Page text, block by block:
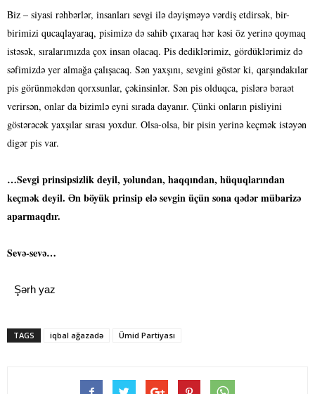
Biz – siyasi rəhbərlər, insanları sevgi ilə dəyişməyə vərdiş etdirsək, bir-
birimizi qucaqlayaraq, pisimizə də sahib çıxaraq hər kəsi öz yerinə qoymaq
istəsək, sıralarımızda çox insan olacaq. Pis dediklərimiz, gördüklərimiz də
səfimizdə yer almağa çalışacaq. Sən yaxşını, sevgini göstər ki, qarşındakılar
pis görünməkdən qorxsunlar, çəkinsinlər. Sən pis olduqca, pislərə bəraət
verirsən, onlar da bizimlə eyni sırada dayanır. Çünki onların pisliyini
göstərəcək yaxşılar sırası yoxdur. Olsa-olsa, bir pisin yerinə keçmək istəyən
digər pis var.
…Sevgi prinsipsizlik deyil, yolundan, haqqından, hüquqlarından
keçmək deyil. Ən böyük prinsip elə sevgin üçün sona qədər mübarizə
aparmaqdır.
Sevə-sevə…
Şərh yaz
TAGS iqbal ağazadə Ümid Partiyası